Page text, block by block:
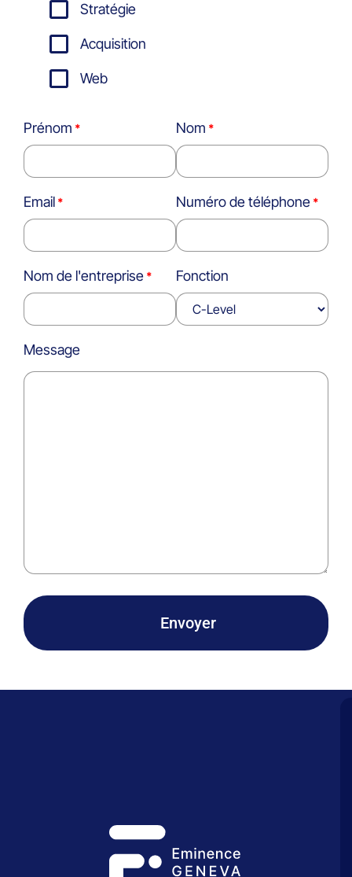
Stratégie
Acquisition
Web
Prénom Nom
Email Numéro de téléphone
Nom de l'entreprise Fonction
Message
Envoyer